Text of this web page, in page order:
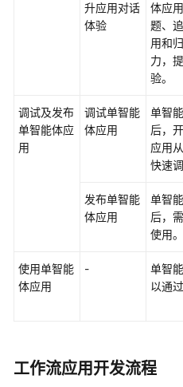
组
件
体
观
能
体
升应用对话
体验
体应
题、
用和
力，
验。
调试及发布
单智能体应
用
调试单智能
体应用
单智
后，
应用
快速
发布单智能
体应用
单智
后，
使用。
使用单智能
体应用
-
单智
以通
工作流应用开发流程